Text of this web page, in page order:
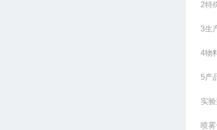
2特
3生
4物
5产
实
喷